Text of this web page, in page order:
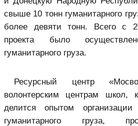
свыше 10 тонн гуманитарного
более девяти тонн. Всего с
проекта было
гуманитарного груза.
Ресурсный центр
волонтерским центрам школ,
делится опытом
гуманитарного груза,